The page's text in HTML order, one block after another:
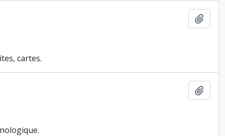
cartes.